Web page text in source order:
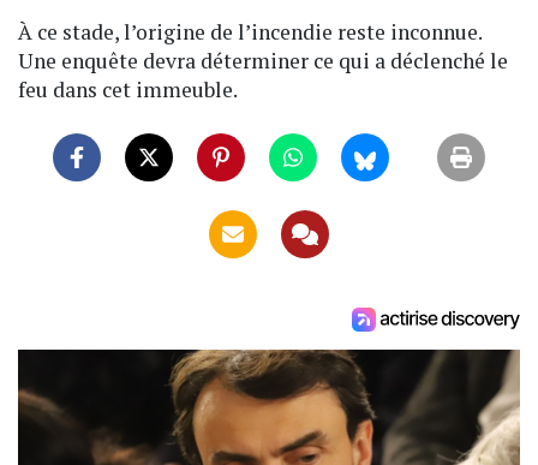
À ce stade,l’origine de l’incendie reste inconnue.
Une enquête devra déterminer ce qui a déclenché le
feu dans cet immeuble.